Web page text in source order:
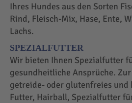
Ihres Hundes aus den Sorten
Rind, Fleisch-Mix, Hase, Ente,
Lachs.
SPEZIALFUTTER
Wir bieten Ihnen Spezialfutter
gesundheitliche Ansprüche.
getreide- oder glutenfreies und
Futter, Hairball, Spezialfutter